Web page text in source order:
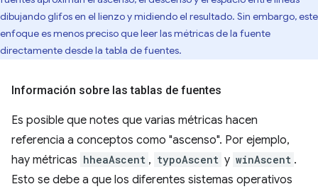
dibujando glifos en el lienzo y midiendo el resultado. Sin embargo, este
enfoque es menos preciso que leer las métricas de la fuente
directamente desde la tabla de fuentes.
Información sobre las tablas de fuentes
Es posible que notes que varias métricas hacen
referencia a conceptos como "ascenso". Por ejemplo,
hay métricas hheaAscent , typoAscent y winAscent .
Esto se debe a que los diferentes sistemas operativos